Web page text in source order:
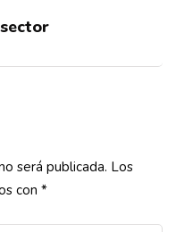
será publicada. Los
con *